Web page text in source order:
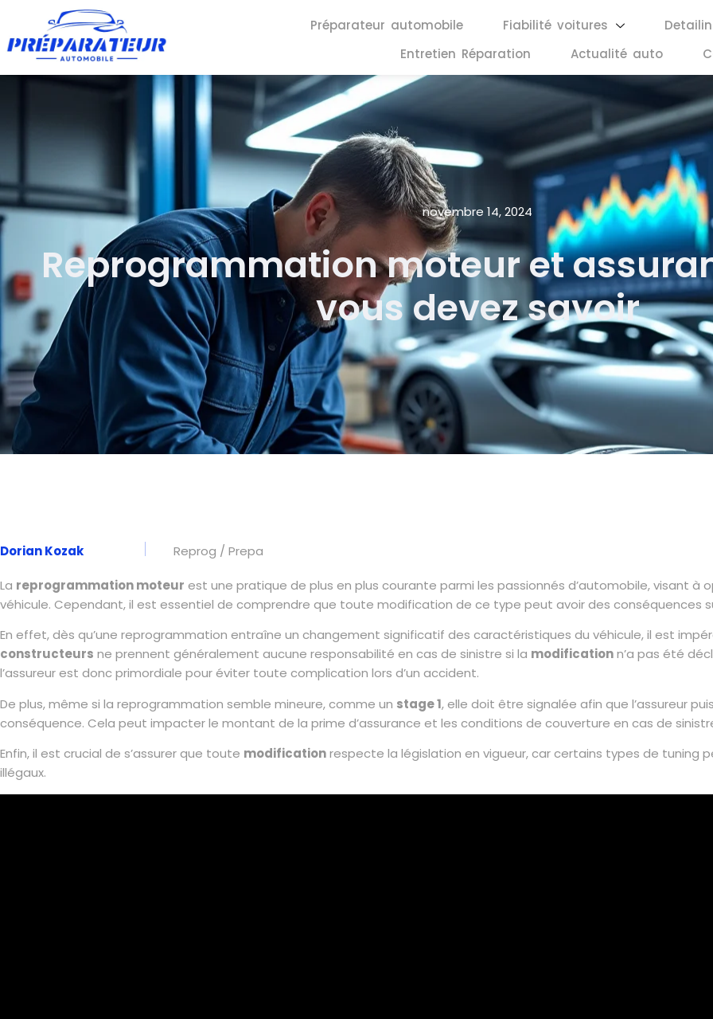
Préparateur automobile Fiabilité voitures
Entretien Réparation
Actualité auto
novembre 14, 2024
Reprogrammation moteur et
vous devez savoir
Dorian Kozak Reprog / Prepa
La reprogrammation moteur est une pratique de plus en plus courante parmi les passionnés d’automobile, visant à
véhicule. Cependant, il est essentiel de comprendre que toute modification de ce type peut avoir des conséquences
En effet, dès qu’une reprogrammation entraîne un changement significatif des caractéristiques du véhicule, il est
constructeurs ne prennent généralement aucune responsabilité en cas de sinistre si la modificationn’a pas été
l’assureur est donc primordiale pour éviter toute complication lors d’un accident.
De plus, même si la reprogrammation semble mineure, comme un stage 1, elle doit être signalée afin que l’assureur
conséquence. Cela peut impacter le montant de la prime d’assurance et les conditions de couverture en cas de
Enfin, il est crucial de s’assurer que toute modificationrespecte la législation en vigueur, car certains types de tuning
illégaux.